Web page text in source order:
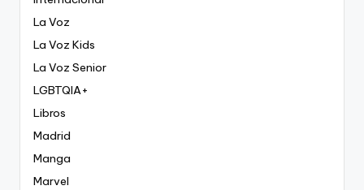
La Voz
La Voz Kids
La Voz Senior
LGBTQIA+
Libros
Madrid
Manga
Marvel